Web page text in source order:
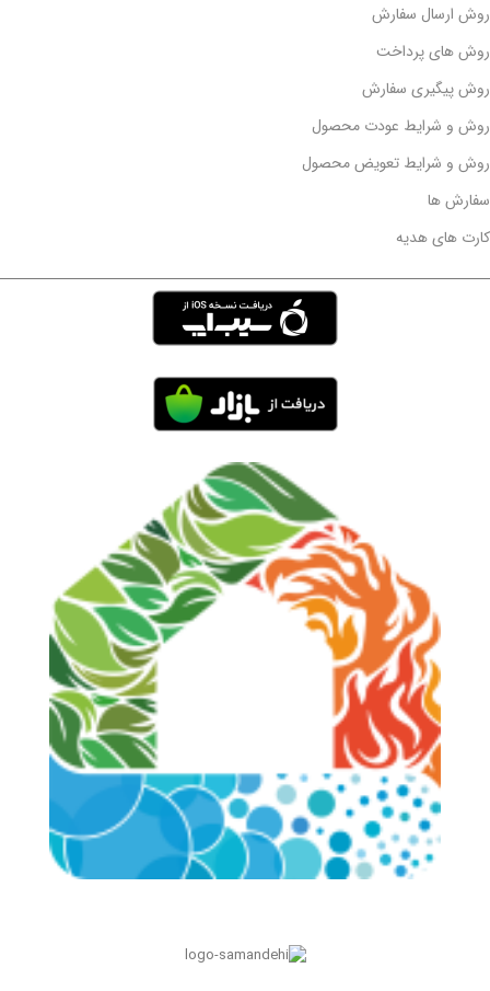
روش ارسال سفارش
روش های پرداخت
روش پیگیری سفارش
روش و شرایط عودت محصول
روش و شرایط تعویض محصول
سفارش ها
کارت های هدیه